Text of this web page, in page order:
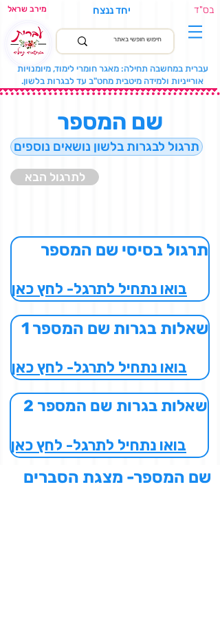
מירב שראל יחד ננצח בס"ד
עברית במחשבה תחילה: מאגר חומרי לימוד, מיומנויות
אורייניות ולמידה מיטבית מחט"ב עד לבגרות בלשון.
שם המספר
תרגול לבגרות בלשון נושאים נוספים
לתרגול הבא
תרגול בסיסי שם המספר
בואו נתחיל לתרגל- לחץ כאן
שאלות בגרות שם המספר 1
בואו נתחיל לתרגל- לחץ כאן
שאלות בגרות שם המספר 2
בואו נתחיל לתרגל- לחץ כאן